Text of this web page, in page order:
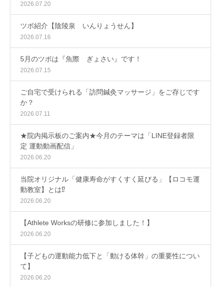
2026.07.20
ツボ紹介【陰陵泉 いんりょうせん】
2026.07.16
5月のツボは『魚際 ぎょさい』です！
2026.07.15
ご自宅で受けられる「訪問鍼灸マッサージ」をご存じです
か？
2026.07.11
★院内掲示板のご案内★今月のテーマは「LINE登録者限
定 運動動画配信」
2026.06.20
当院オリジナル「健康寿命がすくすく延びる」【ロコモ運
動教室】とは⁉
2026.06.20
【Athlete Worksの研修に参加しました！】
2026.06.20
【子どもの運動能力低下と「動ける体幹」の重要性につい
て】
2026.06.20